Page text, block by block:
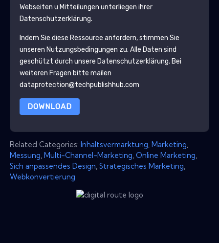
Webseiten u Mitteilungen unterliegen ihrer
Datenschutzerklärung.
Indem Sie diese Ressource anfordern, stimmen Sie
unseren Nutzungsbedingungen zu. Alle Daten sind
geschützt durch unsere Datenschutzerklärung. Bei
weiteren Fragen bitte mailen
dataprotection@techpublishhub.com
DOWNLOAD
Related Categories: Inhaltsvermarktung Marketing
Messung Multi-Channel-Marketing Online Marketing
Sich anpassendes Design Strategisches Marketing
Webkonvertierung